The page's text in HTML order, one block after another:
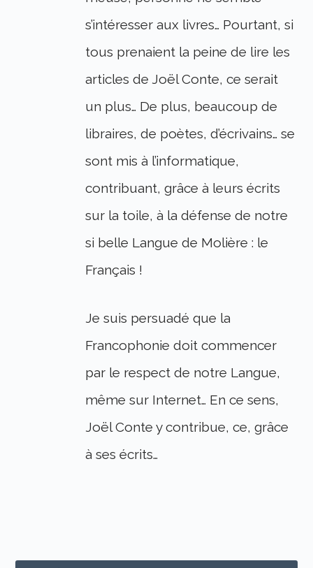
s’intéresser aux livres… Pourtant, si
tous prenaient la peine de lire les
articles de Joël Conte, ce serait
un plus… De plus, beaucoup de
libraires, de poètes, d’écrivains… se
sont mis à l’informatique,
contribuant, grâce à leurs écrits
sur la toile, à la défense de notre
si belle Langue de Molière : le
Français !
Je suis persuadé que la
Francophonie doit commencer
par le respect de notre Langue,
même sur Internet… En ce sens,
Joël Conte y contribue, ce, grâce
à ses écrits…